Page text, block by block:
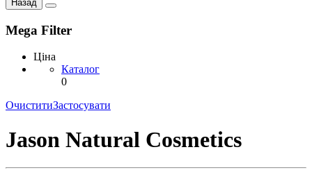
Назад
Mega Filter
Ціна
Каталог
0
ОчиститиЗастосувати
Jason Natural Cosmetics